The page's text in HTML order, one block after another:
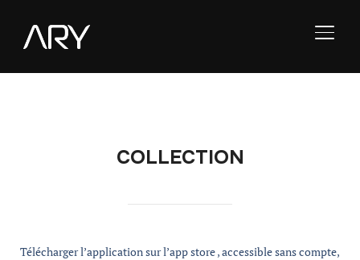
COLLECTION
Télécharger l’application sur l’app store , accessible sans compte,